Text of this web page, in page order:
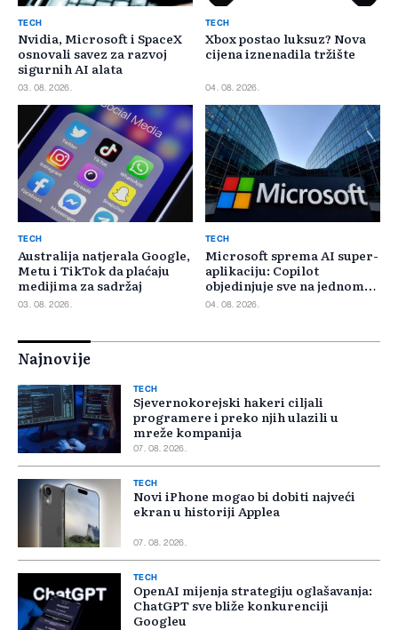
TECH
Nvidia, Microsoft i SpaceX
osnovali savez za razvoj
sigurnih AI alata
03. 08. 2026.
TECH
Xbox postao luksuz? Nova
cijena iznenadila tržište
04. 08. 2026.
TECH
Australija natjerala Google,
Metu i TikTok da plaćaju
medijima za sadržaj
03. 08. 2026.
TECH
Microsoft sprema AI super-
aplikaciju: Copilot
objedinjuje sve na jednom
mjestu
04. 08. 2026.
Najnovije
TECH
Sjevernokorejski hakeri ciljali
programere i preko njih ulazili u
mreže kompanija
07. 08. 2026.
TECH
Novi iPhone mogao bi dobiti najveći
ekran u historiji Applea
07. 08. 2026.
TECH
OpenAI mijenja strategiju oglašavanja:
ChatGPT sve bliže konkurenciji
Googleu